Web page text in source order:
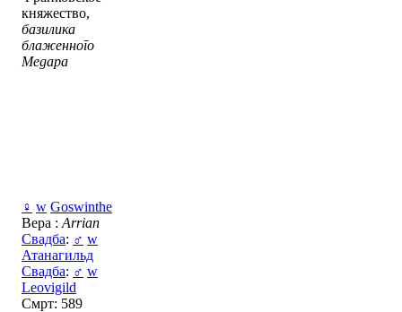
княжество,
базилика
блаженного
Медара
♀ w Goswinthe
Вера : Arrian
Свадба: ♂ w
Атанагильд
Свадба: ♂ w
Leovigild
Смрт: 589